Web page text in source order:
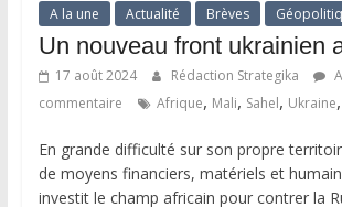
A la une Actualité Brèves
Un nouveau front ukrainien
17 août 2024 Rédaction Strategika
commentaire
Afrique, Mali, Sahel, Ukraine,
En grande difficulté sur son propre
de moyens financiers, matériels et
investit le champ africain pour contrer la